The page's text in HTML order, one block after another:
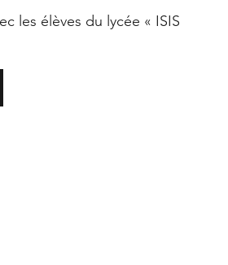
les élèves du lycée « ISIS